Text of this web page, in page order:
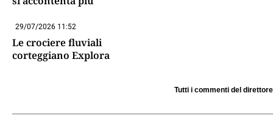
29/07/2026 11:52
Le crociere fluviali
corteggiano Explora
Tutti i commenti del direttore